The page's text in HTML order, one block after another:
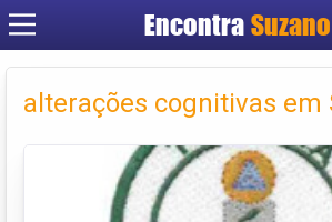
EncontraSuzano
Cadastrar
Criar conta
alterações cognitivas em